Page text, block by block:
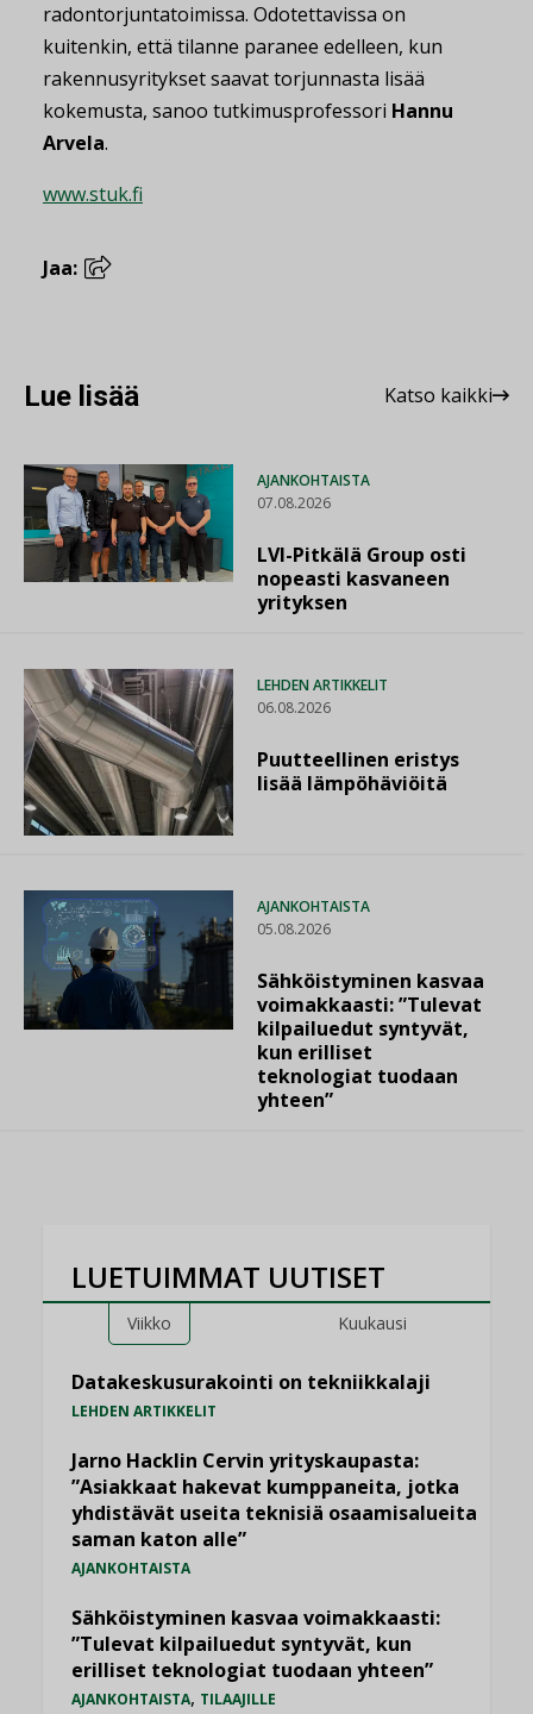
radontorjuntatoimissa. Odotettavissa on
kuitenkin, että tilanne paranee edelleen, kun
rakennusyritykset saavat torjunnasta lisää
kokemusta, sanoo tutkimusprofessori Hannu
Arvela.
www.stuk.fi
Jaa:
Lue lisää Katso kaikki
AJANKOHTAISTA
07.08.2026
LVI-Pitkälä Group osti
nopeasti kasvaneen
yrityksen
LEHDEN ARTIKKELIT
06.08.2026
Puutteellinen eristys
lisää lämpöhäviöitä
AJANKOHTAISTA
05.08.2026
Sähköistyminen kasvaa
voimakkaasti: ”Tulevat
kilpailuedut syntyvät,
kun erilliset
teknologiat tuodaan
yhteen”
LUETUIMMAT UUTISET
Viikko Kuukausi
Datakeskusurakointi on tekniikkalaji
LEHDEN ARTIKKELIT
Jarno Hacklin Cervin yrityskaupasta:
”Asiakkaat hakevat kumppaneita, jotka
yhdistävät useita teknisiä osaamisalueita
saman katon alle”
AJANKOHTAISTA
Sähköistyminen kasvaa voimakkaasti:
”Tulevat kilpailuedut syntyvät, kun
erilliset teknologiat tuodaan yhteen”
AJANKOHTAISTA, TILAAJILLE